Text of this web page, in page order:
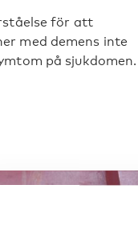
för att
med demens inte
på sjukdomen.